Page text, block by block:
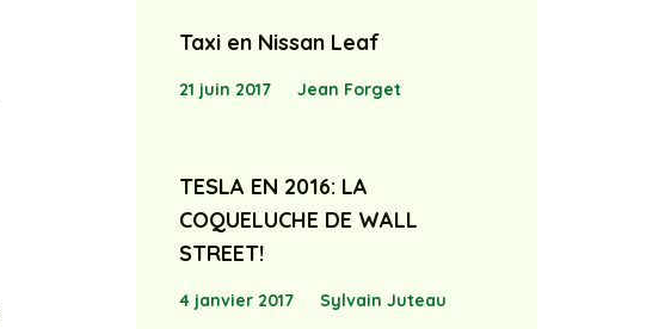
Taxi en Nissan Leaf
21 juin 2017 Jean Forget
TESLA EN 2016: LA
COQUELUCHE DE WALL
STREET!
4 janvier 2017 Sylvain Juteau